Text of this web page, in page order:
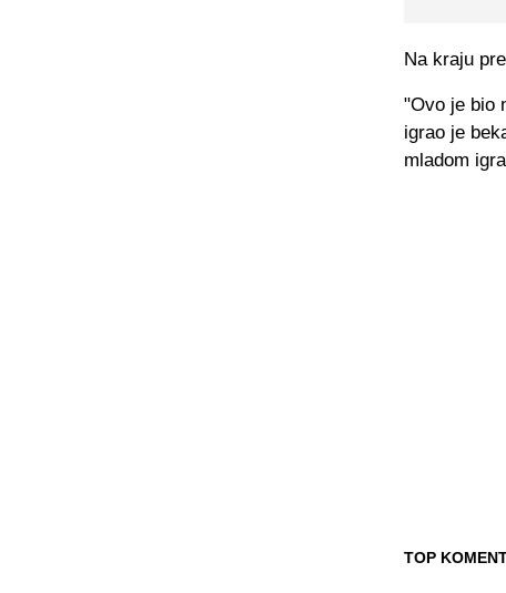
Na kraju
"Ovo je bio
igrao je
mladom
TOP